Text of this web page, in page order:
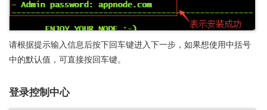
请根据提示输入信息后按下回车键进入下一步，如果想使用中括号
中的默认值，可直接按回车键。
登录控制中心